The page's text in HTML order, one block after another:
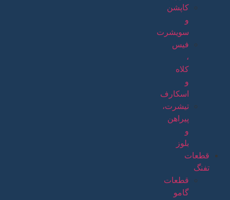
کاپشن
و
سویشرت
فیس
،
کلاه
و
اسکارف
تیشرت،
پیراهن
و
بلوز
قطعات
تفنگ
قطعات
گامو